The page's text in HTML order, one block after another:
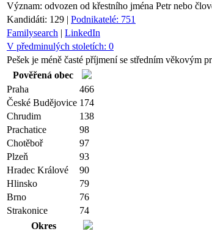
Význam: odvozen od křestního jména Petr nebo
Kandidáti: 129 | Podnikatelé: 751
Familysearch | LinkedIn
V předminulých stoletích: 0
Pešek je méně časté příjmení se středním věkovým
Pověřená obec
Praha
466
České Budějovice 174
Chrudim
138
Prachatice
98
Chotěboř
97
Plzeň
93
Hradec Králové
90
Hlinsko
79
Brno
76
Strakonice
74
Okres